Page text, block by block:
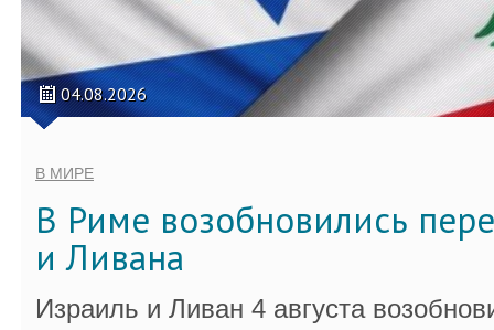
04.08.2026
В МИРЕ
В Риме возобновились
и Ливана
Израиль и Ливан 4 августа